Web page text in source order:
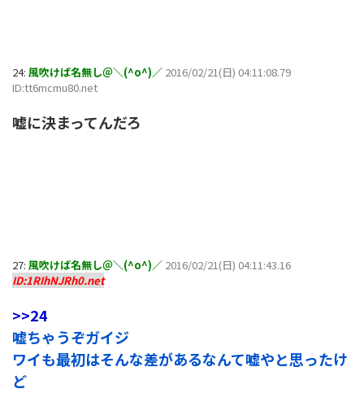
24: 風吹けば名無し＠＼(^o^)／ 2016/02/21(日) 04:11:08.79
ID:tt6mcmu80.net
嘘に決まってんだろ
27: 風吹けば名無し＠＼(^o^)／ 2016/02/21(日) 04:11:43.16
ID:1RIhNJRh0.net
>>24
嘘ちゃうぞガイジ
ワイも最初はそんな差があるなんて嘘やと思ったけ
ど